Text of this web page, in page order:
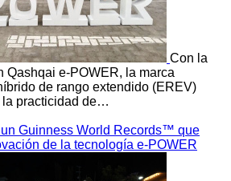
Con la
Qashqai e-POWER, la marca
de rango extendido (EREV)
la practicidad de…
Guinness World Records™ que
de la tecnología e-POWER